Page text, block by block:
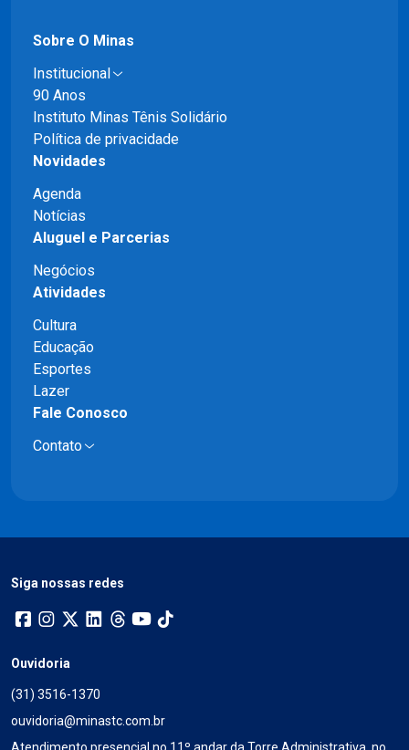
Sobre O Minas
Institucional
90 Anos
Instituto Minas Tênis Solidário
Política de privacidade
Novidades
Agenda
Notícias
Aluguel e Parcerias
Negócios
Atividades
Cultura
Educação
Esportes
Lazer
Fale Conosco
Contato
Siga nossas redes
Ouvidoria
(31) 3516-1370
ouvidoria@minastc.com.br